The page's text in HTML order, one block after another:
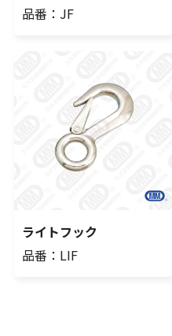
品番：JF
ライトフック
品番：LIF